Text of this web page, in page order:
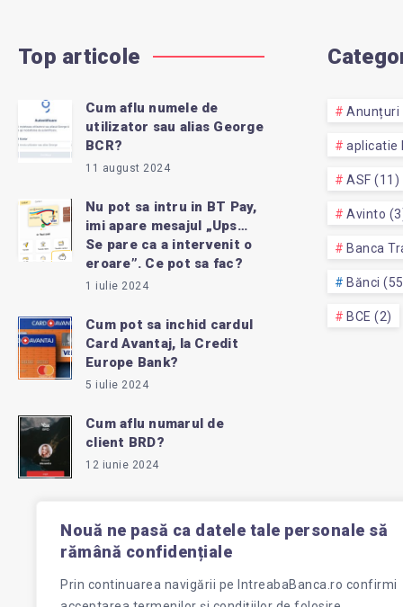
Nouă ne pasă ca datele tale personale să
rămână confidențiale
Prin continuarea navigării pe IntreabaBanca.ro confirmi
Top articole
Cum aflu numele de
utilizator sau alias George
BCR?
11 august 2024
Nu pot sa intru in BT Pay,
imi apare mesajul „Ups…
Se pare ca a intervenit o
eroare”. Ce pot sa fac?
1 iulie 2024
Cum pot sa inchid cardul
Card Avantaj, la Credit
Europe Bank?
5 iulie 2024
Cum aflu numarul de
client BRD?
12 iunie 2024
Anunțuri
aplicatie
ASF (11)
Avinto
Banca
Bănci
BCE (2)